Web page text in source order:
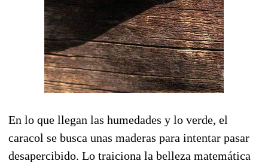
En lo que llegan las humedades y lo verde, el
caracol se busca unas maderas para intentar pasar
desapercibido. Lo traiciona la belleza matemática